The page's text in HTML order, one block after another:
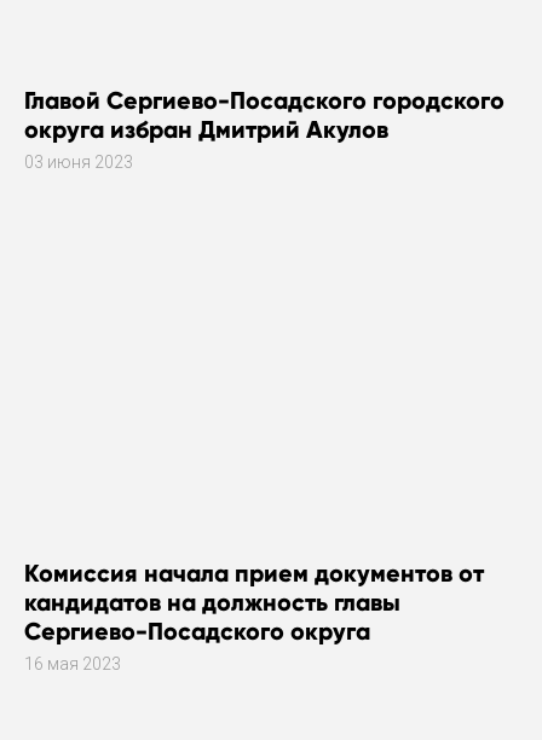
Главой Сергиево-Посадского городского
округа избран Дмитрий Акулов
03 июня 2023
Комиссия начала прием документов от
кандидатов на должность главы
Сергиево-Посадского округа
16 мая 2023